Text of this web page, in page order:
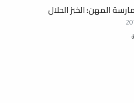
المهن: الخبز الحلال